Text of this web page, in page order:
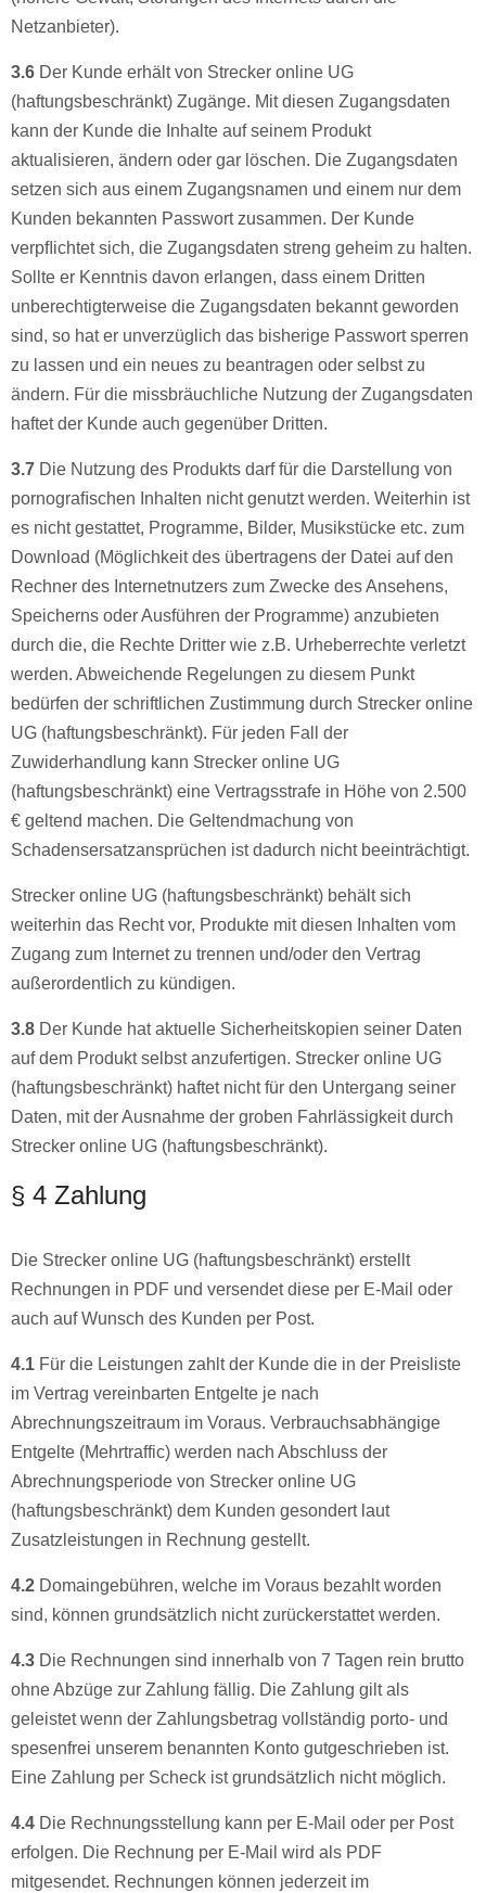
Netzanbieter).
3.6 Der Kunde erhält von Strecker online UG
(haftungsbeschränkt) Zugänge. Mit diesen Zugangsdaten
kann der Kunde die Inhalte auf seinem Produkt
aktualisieren, ändern oder gar löschen. Die Zugangsdaten
setzen sich aus einem Zugangsnamen und einem nur dem
Kunden bekannten Passwort zusammen. Der Kunde
verpﬂichtet sich, die Zugangsdaten streng geheim zu halten.
Sollte er Kenntnis davon erlangen, dass einem Dritten
unberechtigterweise die Zugangsdaten bekannt geworden
sind, so hat er unverzüglich das bisherige Passwort sperren
zu lassen und ein neues zu beantragen oder selbst zu
ändern. Für die missbräuchliche Nutzung der Zugangsdaten
haftet der Kunde auch gegenüber Dritten.
3.7 Die Nutzung des Produkts darf für die Darstellung von
pornograﬁschen Inhalten nicht genutzt werden. Weiterhin ist
es nicht gestattet, Programme, Bilder, Musikstücke etc. zum
Download (Möglichkeit des übertragens der Datei auf den
Rechner des Internetnutzers zum Zwecke des Ansehens,
Speicherns oder Ausführen der Programme) anzubieten
durch die, die Rechte Dritter wie z.B. Urheberrechte verletzt
werden. Abweichende Regelungen zu diesem Punkt
bedürfen der schriftlichen Zustimmung durch Strecker online
UG (haftungsbeschränkt). Für jeden Fall der
Zuwiderhandlung kann Strecker online UG
(haftungsbeschränkt) eine Vertragsstrafe in Höhe von 2.500
€ geltend machen. Die Geltendmachung von
Schadensersatzansprüchen ist dadurch nicht beeinträchtigt.
Strecker online UG (haftungsbeschränkt) behält sich
weiterhin das Recht vor, Produkte mit diesen Inhalten vom
Zugang zum Internet zu trennen und/oder den Vertrag
außerordentlich zu kündigen.
3.8 Der Kunde hat aktuelle Sicherheitskopien seiner Daten
auf dem Produkt selbst anzufertigen. Strecker online UG
(haftungsbeschränkt) haftet nicht für den Untergang seiner
Daten, mit der Ausnahme der groben Fahrlässigkeit durch
Strecker online UG (haftungsbeschränkt).
§ 4 Zahlung
Die Strecker online UG (haftungsbeschränkt) erstellt
Rechnungen in PDF und versendet diese per E-Mail oder
auch auf Wunsch des Kunden per Post.
4.1 Für die Leistungen zahlt der Kunde die in der Preisliste
im Vertrag vereinbarten Entgelte je nach
Abrechnungszeitraum im Voraus. Verbrauchsabhängige
Entgelte (Mehrtraffic) werden nach Abschluss der
Abrechnungsperiode von Strecker online UG
(haftungsbeschränkt) dem Kunden gesondert laut
Zusatzleistungen in Rechnung gestellt.
4.2 Domaingebühren, welche im Voraus bezahlt worden
sind, können grundsätzlich nicht zurückerstattet werden.
4.3 Die Rechnungen sind innerhalb von 7 Tagen rein brutto
ohne Abzüge zur Zahlung fällig. Die Zahlung gilt als
geleistet wenn der Zahlungsbetrag vollständig porto- und
spesenfrei unserem benannten Konto gutgeschrieben ist.
Eine Zahlung per Scheck ist grundsätzlich nicht möglich.
4.4 Die Rechnungsstellung kann per E-Mail oder per Post
erfolgen. Die Rechnung per E-Mail wird als PDF
mitgesendet. Rechnungen können jederzeit im